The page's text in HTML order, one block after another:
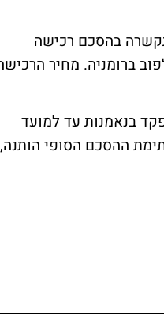
בהסכם רכישה
בפנטלימון בילפוב ברומניה. מחיר
ההסכם המקדמי סך של 100,000 אירו שהופקד בנאמנות עד למועד
הסופי. מועד חתימת ההסכם הסופי נקבע עד 18.7.2007 . חתימת ההסכם הסופי הותנה,